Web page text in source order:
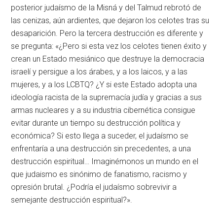
posterior judaísmo de la Misná y del Talmud rebrotó de
las cenizas, aún ardientes, que dejaron los celotes tras su
desaparición. Pero la tercera destrucción es diferente y
se pregunta: «¿Pero si esta vez los celotes tienen éxito y
crean un Estado mesiánico que destruye la democracia
israelí y persigue a los árabes, y a los laicos, y a las
mujeres, y a los LCBTQ? ¿Y si este Estado adopta una
ideología racista de la supremacía judía y gracias a sus
armas nucleares y a su industria cibernética consigue
evitar durante un tiempo su destrucción política y
económica? Si esto llega a suceder, el judaísmo se
enfrentaría a una destrucción sin precedentes, a una
destrucción espiritual… Imaginémonos un mundo en el
que judaismo es sinónimo de fanatismo, racismo y
opresión brutal. ¿Podría el judaísmo sobrevivir a
semejante destrucción espiritual?».